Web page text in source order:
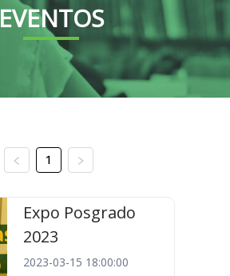
EVENTOS
1
Expo Posgrado
2023
2023-03-15 18:00:00